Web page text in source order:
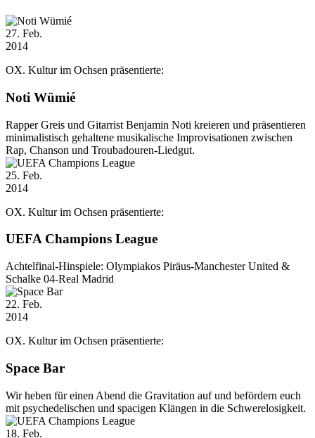
27. Feb.
2014
OX. Kultur im Ochsen präsentierte:
Noti Wümié
Rapper Greis und Gitarrist Benjamin Noti kreieren und präsentieren
minimalistisch gehaltene musikalische Improvisationen zwischen
Rap, Chanson und Troubadouren-Liedgut.
25. Feb.
2014
OX. Kultur im Ochsen präsentierte:
UEFA Champions League
Achtelfinal-Hinspiele: Olympiakos Piräus-Manchester United &
Schalke 04-Real Madrid
22. Feb.
2014
OX. Kultur im Ochsen präsentierte:
Space Bar
Wir heben für einen Abend die Gravitation auf und befördern euch
mit psychedelischen und spacigen Klängen in die Schwerelosigkeit.
18. Feb.